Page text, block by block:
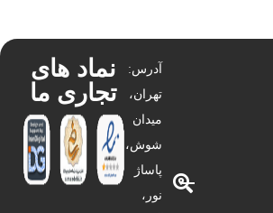
آدرس:
تهران،
میدان
شوش،
پاساژ
نور،
نماد های
تجاری ما